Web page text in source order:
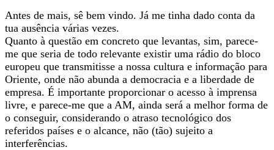
Antes de mais, sê bem vindo. Já me tinha dado conta da
tua ausência várias vezes.
Quanto à questão em concreto que levantas, sim, parece-
me que seria de todo relevante existir uma rádio do bloco
europeu que transmitisse a nossa cultura e informação para
Oriente, onde não abunda a democracia e a liberdade de
empresa. É importante proporcionar o acesso à imprensa
livre, e parece-me que a AM, ainda será a melhor forma de
o conseguir, considerando o atraso tecnológico dos
referidos países e o alcance, não (tão) sujeito a
interferências.